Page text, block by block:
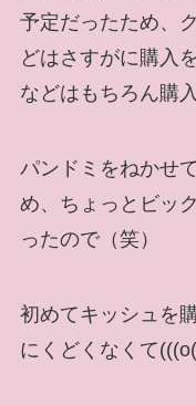
予定だったため、
どはさすがに購入
などはもちろん購入
パンドミをねかせ
め、ちょっとビッ
ったので（笑）
初めてキッシュを
にくどくなくて